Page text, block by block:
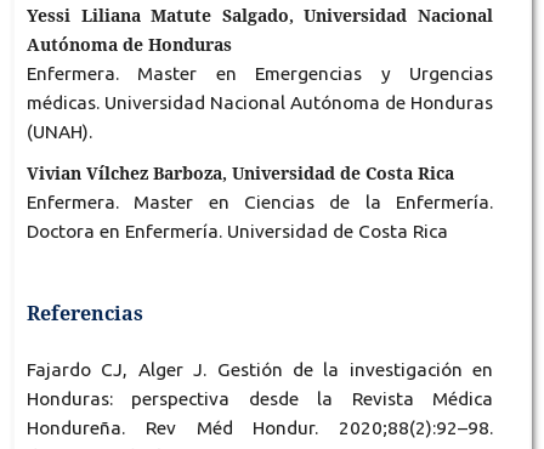
Yessi Liliana Matute Salgado, Universidad Nacional
Autónoma de Honduras
Enfermera. Master en Emergencias y Urgencias
médicas. Universidad Nacional Autónoma de Honduras
(UNAH).
Vivian Vílchez Barboza, Universidad de Costa Rica
Enfermera. Master en Ciencias de la Enfermería.
Doctora en Enfermería. Universidad de Costa Rica
Referencias
Fajardo CJ, Alger J. Gestión de la investigación en
Honduras: perspectiva desde la Revista Médica
Hondureña. Rev Méd Hondur. 2020;88(2):92–98.